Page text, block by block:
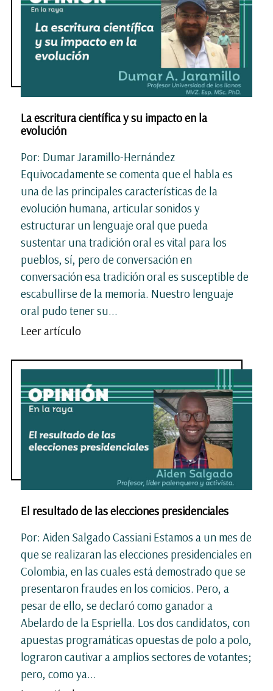
La escritura científica y su impacto en la
evolución
Por: Dumar Jaramillo-Hernández
Equivocadamente se comenta que el habla es
una de las principales características de la
evolución humana, articular sonidos y
estructurar un lenguaje oral que pueda
sustentar una tradición oral es vital para los
pueblos, sí, pero de conversación en
conversación esa tradición oral es susceptible de
escabullirse de la memoria. Nuestro lenguaje
oral pudo tener su...
Leer artículo
El resultado de las elecciones presidenciales
Por: Aiden Salgado Cassiani Estamos a un mes de
que se realizaran las elecciones presidenciales en
Colombia, en las cuales está demostrado que se
presentaron fraudes en los comicios. Pero, a
pesar de ello, se declaró como ganador a
Abelardo de la Espriella. Los dos candidatos, con
apuestas programáticas opuestas de polo a polo,
lograron cautivar a amplios sectores de votantes;
pero, como ya...